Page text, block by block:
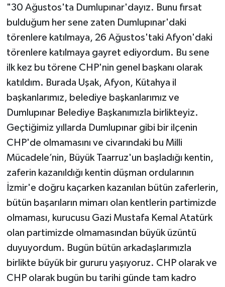
"30 Ağustos'ta Dumlupınar'dayız. Bunu fırsat
bulduğum her sene zaten Dumlupınar'daki
törenlere katılmaya, 26 Ağustos'taki Afyon'daki
törenlere katılmaya gayret ediyordum. Bu sene
ilk kez bu törene CHP'nin genel başkanı olarak
katıldım. Burada Uşak, Afyon, Kütahya il
başkanlarımız, belediye başkanlarımız ve
Dumlupınar Belediye Başkanımızla birlikteyiz.
Geçtiğimiz yıllarda Dumlupınar gibi bir ilçenin
CHP'de olmamasını ve civarındaki bu Milli
Mücadele’nin, Büyük Taarruz'un başladığı kentin,
zaferin kazanıldığı kentin düşman ordularının
İzmir'e doğru kaçarken kazanılan bütün zaferlerin,
bütün başarıların mimarı olan kentlerin partimizde
olmaması, kurucusu Gazi Mustafa Kemal Atatürk
olan partimizde olmamasından büyük üzüntü
duyuyordum. Bugün bütün arkadaşlarımızla
birlikte büyük bir gururu yaşıyoruz. CHP olarak ve
CHP olarak bugün bu tarihi günde tam kadro